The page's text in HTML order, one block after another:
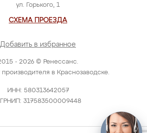
- 2026 © Ренессанс.
в Краснозаводске.
ИНН: 580313642057
317583500009448
ул. Горького, 1
СХЕМА ПРОЕЗДА
Добавить в избранное